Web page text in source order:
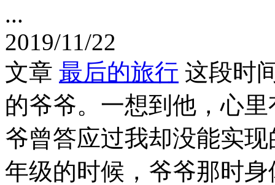
...
2019/11/22
文章 最后的旅行 这段时
的爷爷。一想到他，心
爷曾答应过我却没能实
年级的时候，爷爷那时